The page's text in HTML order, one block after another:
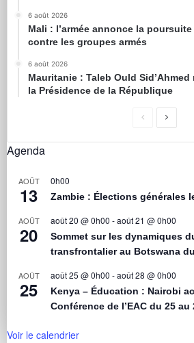
6 août 2026
Mali : l’armée annonce la
contre les groupes armés
6 août 2026
Mauritanie : Taleb Ould
la Présidence de la République
Agenda
AOÛT
13
0h00
Zambie : Élections générales
AOÛT
20
août 20 @ 0h00 -août 21 @ 0h00
Sommet sur les dynamiques
transfrontalier au Botswana
AOÛT
25
août 25 @ 0h00 -août 28 @ 0h00
Kenya – Éducation : Nairobi
Conférence de l’EAC du 25 au
Voir le calendrier